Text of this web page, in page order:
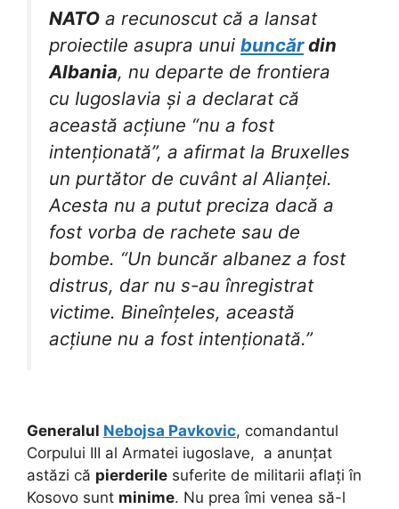
NATO a recunoscut că a lansat
proiectile asupra unui buncărdin
Albania, nu departe de frontiera
cu Iugoslavia și a declarat că
această acțiune “nu a fost
intenționată”, a afirmat la Bruxelles
un purtător de cuvânt al Alianței.
Acesta nu a putut preciza dacă a
fost vorba de rachete sau de
bombe. “Un buncăr albanez a fost
distrus, dar nu s-au înregistrat
victime. Bineînțeles, această
acțiune nu a fost intenționată.”
Generalul Nebojsa Pavkovic, comandantul
Corpului III al Armatei iugoslave, a anunțat
astăzi că pierderile suferite de militarii aflați în
Kosovo sunt minime. Nu prea îmi venea să-l